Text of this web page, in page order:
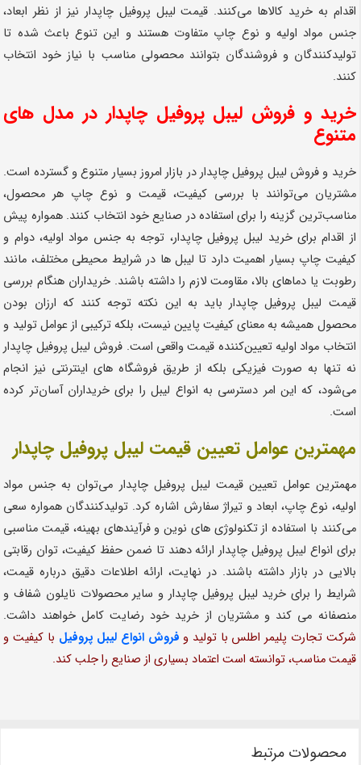
اقدام به خرید کالاها می‌کنند. قیمت لیبل پروفیل چاپدار نیز از نظر ابعاد،
جنس مواد اولیه و نوع چاپ متفاوت هستند و این تنوع باعث شده تا
تولیدکنندگان و فروشندگان بتوانند محصولی مناسب با نیاز خود انتخاب
کنند.
خرید و فروش لیبل پروفیل چاپدار در مدل های
متنوع
خرید و فروش لیبل پروفیل چاپدار در بازار امروز بسیار متنوع و گسترده است.
مشتریان می‌توانند با بررسی کیفیت، قیمت و نوع چاپ هر محصول،
مناسب‌ترین گزینه را برای استفاده در صنایع خود انتخاب کنند. همواره پیش
از اقدام برای خرید لیبل پروفیل چاپدار، توجه به جنس مواد اولیه، دوام و
کیفیت چاپ بسیار اهمیت دارد تا لیبل ها در شرایط محیطی مختلف، مانند
رطوبت یا دماهای بالا، مقاومت لازم را داشته باشند. خریداران هنگام بررسی
قیمت لیبل پروفیل چاپدار باید به این نکته توجه کنند که ارزان بودن
محصول همیشه به معنای کیفیت پایین نیست، بلکه ترکیبی از عوامل تولید و
انتخاب مواد اولیه تعیین‌کننده قیمت واقعی است. فروش لیبل پروفیل چاپدار
نه تنها به صورت فیزیکی بلکه از طریق فروشگاه های اینترنتی نیز انجام
می‌شود، که این امر دسترسی به انواع لیبل را برای خریداران آسان‌تر کرده
است.
مهمترین عوامل تعیین قیمت لیبل پروفیل چاپدار
مهمترین عوامل تعیین قیمت لیبل پروفیل چاپدار می‌توان به جنس مواد
اولیه، نوع چاپ، ابعاد و تیراژ سفارش اشاره کرد. تولیدکنندگان همواره سعی
می‌کنند با استفاده از تکنولوژی های نوین و فرآیندهای بهینه، قیمت مناسبی
برای انواع لیبل پروفیل چاپدار ارائه دهند تا ضمن حفظ کیفیت، توان رقابتی
بالایی در بازار داشته باشند. در نهایت، ارائه اطلاعات دقیق درباره قیمت،
شرایط را برای خرید لیبل پروفیل چاپدار و سایر محصولات نایلون شفاف و
منصفانه می کند و مشتریان از خرید خود رضایت کامل خواهند داشت.
شرکت تجارت پلیمر اطلس با تولید و فروش انواع لیبل پروفیل با کیفیت و
قیمت مناسب، توانسته است اعتماد بسیاری از صنایع را جلب کند.
محصولات مرتبط